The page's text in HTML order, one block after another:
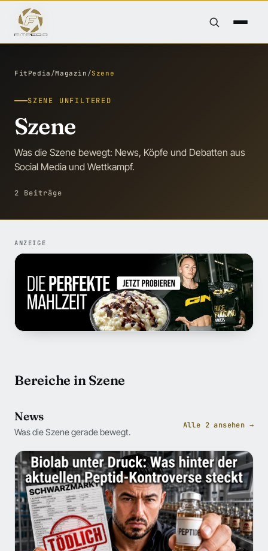
FitPedia /Magazin /Szene
SZENE UNFILTERED
Szene
Was die Szene bewegt: News, Köpfe und Debatten aus
Social Media und Wettkampf.
2 Beiträge
ANZEIGE
Bereiche in Szene
News
Was die Szene gerade bewegt.
Alle 2 ansehen →